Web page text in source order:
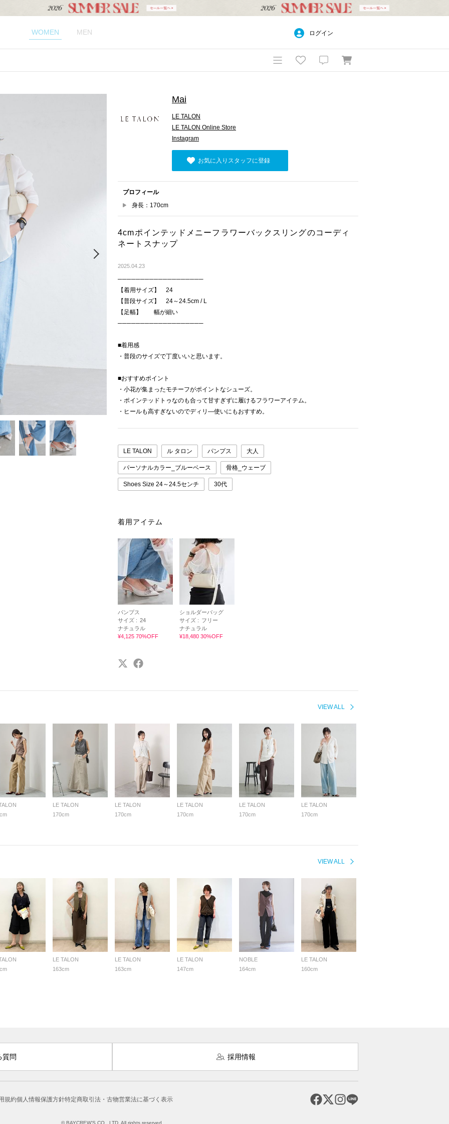
WOMEN MEN ログイン
Mai
LE TALON
LE TALON Online Store
Instagram
お気に入りスタッフに登録
プロフィール
身長：170cm
4cmポインテッドメニーフラワーバックスリングのコーディ
ネートスナップ
2025.04.23
───────────────────
【着用サイズ】 24
【普段サイズ】 24～24.5cm / L
【足幅】 幅が細い
───────────────────
■着用感
・普段のサイズで丁度いいと思います。
■おすすめポイント
・小花が集まったモチーフがポイントなシューズ。
・ポインテッドトゥなのも合って甘すぎずに履けるフラワーアイテム。
・ヒールも高すぎないのでディリ―使いにもおすすめ。
LE TALON ル タロン パンプス 大人
パーソナルカラー_ブルーベース 骨格_ウェーブ
Shoes Size 24～24.5センチ 30代
着用アイテム
パンプス
サイズ : 24
ナチュラル
¥4,125 70%OFF
ショルダーバッグ
サイズ : フリー
ナチュラル
¥18,480 30%OFF
VIEW ALL
LE TALON
170cm
LE TALON
170cm
LE TALON
170cm
LE TALON
170cm
LE TALON
170cm
VIEW ALL
LE TALON
163cm
LE TALON
163cm
LE TALON
147cm
NOBLE
164cm
LE TALON
160cm
質問 採用情報
規約個人情報保護方針特定商取引法・古物営業法に基づく表示
© BAYCREW’S CO., LTD. All rights reserved.